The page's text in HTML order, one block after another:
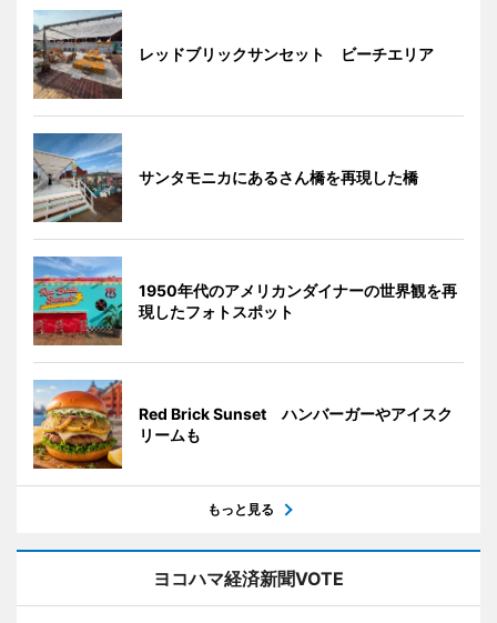
レッドブリックサンセット ビーチエリア
サンタモニカにあるさん橋を再現した橋
1950年代のアメリカンダイナーの世界観を再
現したフォトスポット
Red Brick Sunset ハンバーガーやアイスク
リームも
もっと見る
ヨコハマ経済新聞VOTE